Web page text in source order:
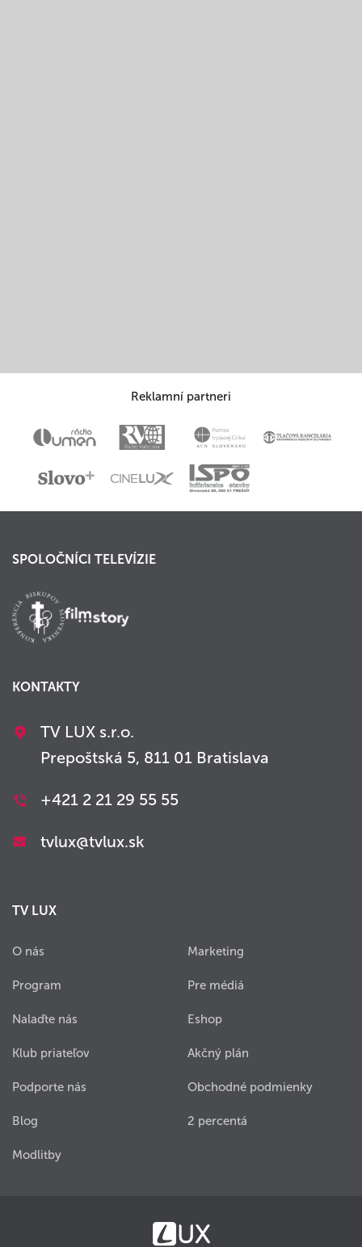
Reklamní partneri
SPOLOČNÍCI TELEVÍZIE
KONTAKTY
TV LUX s.r.o.
Prepoštská 5, 811 01 Bratislava
+421 2 21 29 55 55
tvlux@tvlux.sk
TV LUX
O nás
Program
Nalaďte nás
Klub priateľov
Podporte nás
Blog
Modlitby
Marketing
Pre médiá
Eshop
Akčný plán
Obchodné podmienky
2 percentá